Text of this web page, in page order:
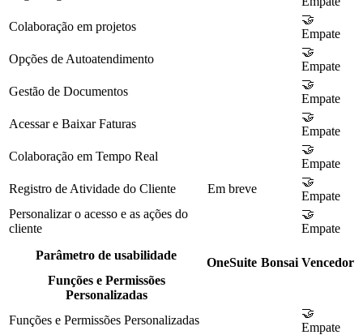
Colaboração em projetos
🤝
Empate
Opções de Autoatendimento
🤝
Empate
Gestão de Documentos
🤝
Empate
Acessar e Baixar Faturas
🤝
Empate
Colaboração em Tempo Real
🤝
Empate
Registro de Atividade do Cliente
Em breve
🤝
Empate
Personalizar o acesso e as ações do
cliente
🤝
Empate
Parâmetro de usabilidade
OneSuite Bonsai Vencedor
Funções e Permissões
Personalizadas
Funções e Permissões Personalizadas
🤝
Empate